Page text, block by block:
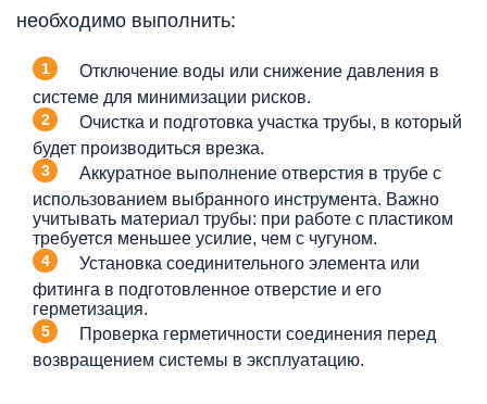
необходимо выполнить:
Отключение воды или снижение давления в
системе для минимизации рисков.
Очистка и подготовка участка трубы, в который
будет производиться врезка.
Аккуратное выполнение отверстия в трубе с
использованием выбранного инструмента. Важно
учитывать материал трубы: при работе с пластиком
требуется меньшее усилие, чем с чугуном.
Установка соединительного элемента или
фитинга в подготовленное отверстие и его
герметизация.
Проверка герметичности соединения перед
возвращением системы в эксплуатацию.